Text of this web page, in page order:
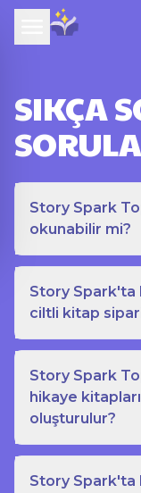
SIKÇA
Story Spark
okunabilir mi?
Story Spark'ta
ciltli kitap
Story Spark
hikaye
oluşturulur?
Story Spark'ta